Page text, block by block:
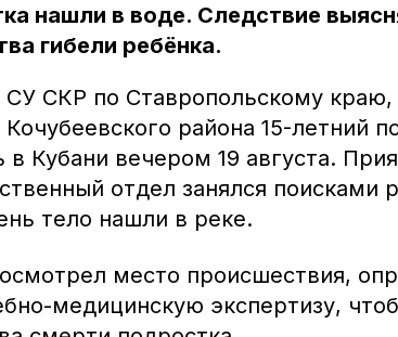
нашли в воде. Следствие
гибели ребёнка.
СУ СКР по Ставропольскому краю,
Кочубеевского района 15-летний
в Кубани вечером 19 августа.
отдел занялся поисками
тело нашли в реке.
место происшествия,
медицинскую экспертизу,